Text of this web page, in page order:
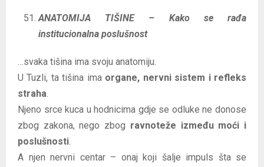
ANATOMIJA TIŠINE – Kako se rađa
institucionalna poslušnost
…svaka tišina ima svoju anatomiju.
U Tuzli, ta tišina ima organe, nervni sistem i refleks
straha.
Njeno srce kuca u hodnicima gdje se odluke ne donose
zbog zakona, nego zbog ravnoteže između moći i
poslušnosti.
A njen nervni centar – onaj koji šalje impuls šta se